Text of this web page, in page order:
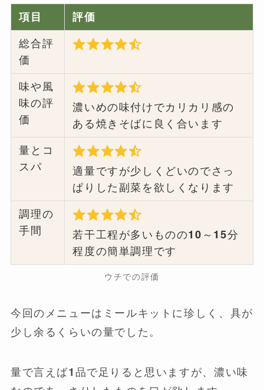
項目
評価
総合評
価
味や風
味の評
価
濃いめの味付けでカリカリ感の
ある焼きそばに良く合います
量とコ
スパ
適量ですが少しくどいのでさっ
ぱりした副菜を欲しくなります
調理の
手間
若干工程が多いものの10～15分
程度の簡単調理です
ウチでの評価
今回のメニューはミールキットに珍しく、具が
少し余るくらいの量でした。
量で言えば1品で足りると思いますが、濃い味